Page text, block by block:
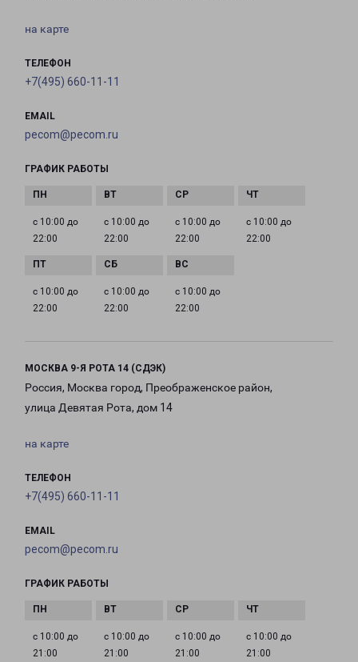
на карте
ТЕЛЕФОН
+7(495) 660-11-11
EMAIL
pecom@pecom.ru
ГРАФИК РАБОТЫ
с 10:00 до
22:00
с 10:00 до
22:00
с 10:00 до
22:00
с 10:00 до
22:00
с 10:00 до
22:00
с 10:00 до
22:00
с 10:00 до
22:00
МОСКВА 9-Я РОТА 14 (СДЭК)
Россия, Москва город, Преображенское район,
улица Девятая Рота, дом 14
на карте
ТЕЛЕФОН
+7(495) 660-11-11
EMAIL
pecom@pecom.ru
ГРАФИК РАБОТЫ
с 10:00 до
21:00
с 10:00 до
21:00
с 10:00 до
21:00
с 10:00 до
21:00